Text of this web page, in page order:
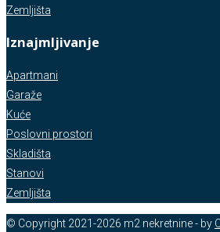
Zemljišta
Iznajmljivanje
Apartmani
Garaže
Kuće
Poslovni prostori
Skladišta
Stanovi
Zemljišta
© Copyright 2021-2026 m2 nekretnine - by